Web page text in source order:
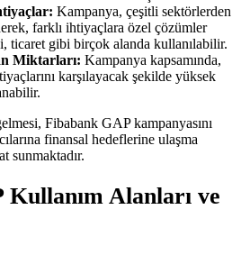
Kampanya, çeşitli sektörlerden
farklı ihtiyaçlara özel çözümler
ticaret gibi birçok alanda kullanılabilir.
Miktarları: Kampanya kapsamında,
karşılayacak şekilde yüksek
Fibabank GAP kampanyasını
finansal hedeflerine ulaşma
sunmaktadır.
Alanları ve